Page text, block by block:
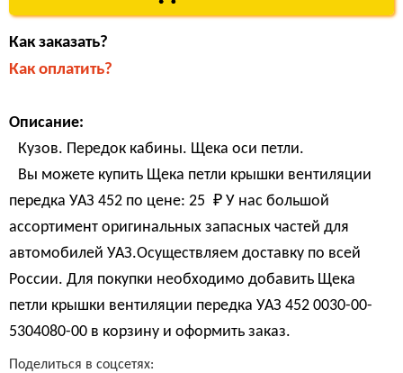
Как заказать?
Как оплатить?
Описание:
Кузов. Передок кабины. Щека оси петли.
Вы можете купить Щека петли крышки вентиляции
передка УАЗ 452 по цене: 25 ₽ У нас большой
ассортимент оригинальных запасных частей для
автомобилей УАЗ.Осуществляем доставку по всей
России. Для покупки необходимо добавить Щека
петли крышки вентиляции передка УАЗ 452 0030-00-
5304080-00 в корзину и оформить заказ.
Поделиться в соцсетях: